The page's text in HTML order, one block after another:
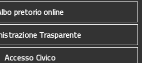
pretorio online
Trasparente
Accesso Civico